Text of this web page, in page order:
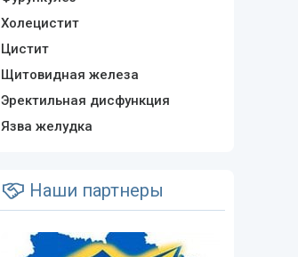
Холецистит
Цистит
Щитовидная железа
Эректильная дисфункция
Язва желудка
Наши партнеры